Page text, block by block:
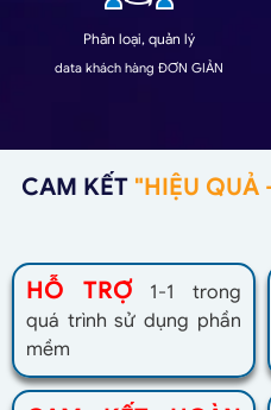
Phân loại, quản lý
data khách hàng ĐƠN GIẢN
CAM KẾT "HIỆU QUẢ
HỖ TRỢ 1-1 trong
quá trình sử dụng phần
mềm